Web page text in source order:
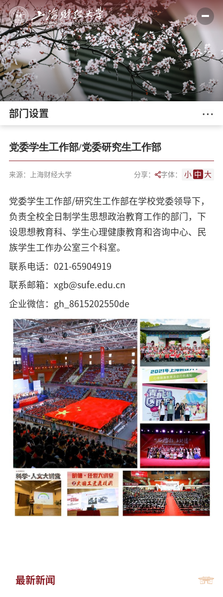
部门设置
党委学生工作部/党委研究生工作部
来源：上海财经大学 分享： 字体： 小 中 大
党委学生工作部/研究生工作部在学校党委领导下，
负责全校全日制学生思想政治教育工作的部门，下
设思想教育科、学生心理健康教育和咨询中心、民
族学生工作办公室三个科室。
联系电话：021-65904919
联系邮箱：xgb@sufe.edu.cn
企业微信：gh_8615202550de
最新新闻